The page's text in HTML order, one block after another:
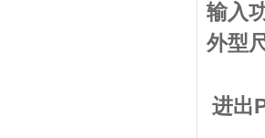
输入
外型
进出